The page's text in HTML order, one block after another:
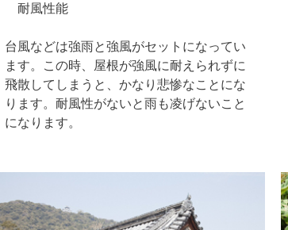
耐風性能
台風などは強雨と強風がセットになってい
ます。この時、屋根が強風に耐えられずに
飛散してしまうと、かなり悲惨なことにな
ります。耐風性がないと雨も凌げないこと
になります。